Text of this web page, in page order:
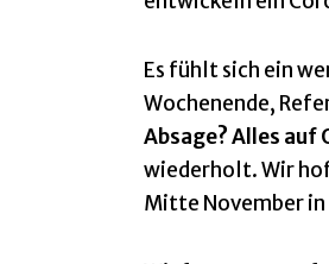
Es fühlt sich ein
Wochenende,
Absage? Alles
wiederholt. Wir
Mitte November